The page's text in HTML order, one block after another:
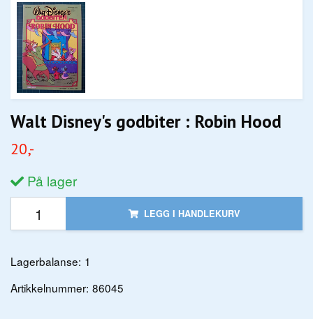
Walt Disney's godbiter : Robin Hood
20,-
På lager
LEGG I HANDLEKURV
Lagerbalanse: 1
Artikkelnummer: 86045